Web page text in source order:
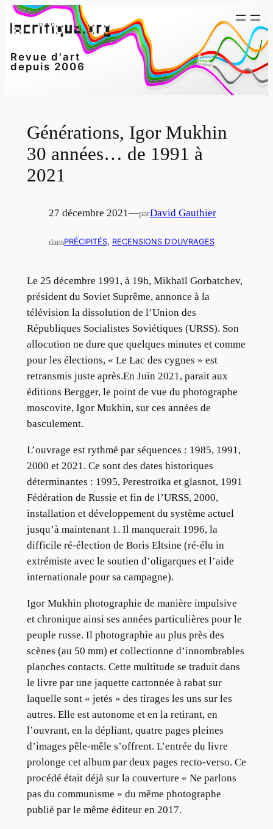
Aller
au
Revue d'art
depuis 2006
Générations, Igor Mukhin
30 années… de 1991 à
2021
27 décembre 2021—parDavid Gauthier
dansPRÉCIPITÉS, RECENSIONS D’OUVRAGES
Le 25 décembre 1991, à 19h, Mikhaïl Gorbatchev,
président du Soviet Suprême, annonce à la
télévision la dissolution de l’Union des
Républiques Socialistes Soviétiques (URSS). Son
allocution ne dure que quelques minutes et comme
pour les élections, « Le Lac des cygnes » est
retransmis juste après.En Juin 2021, parait aux
éditions Bergger, le point de vue du photographe
moscovite, Igor Mukhin, sur ces années de
basculement.
L’ouvrage est rythmé par séquences : 1985, 1991,
2000 et 2021. Ce sont des dates historiques
déterminantes : 1995, Perestroïka et glasnot, 1991
Fédération de Russie et fin de l’URSS, 2000,
installation et développement du système actuel
jusqu’à maintenant 1. Il manquerait 1996, la
difficile ré-élection de Boris Eltsine (ré-élu in
extrémiste avec le soutien d’oligarques et l’aide
internationale pour sa campagne).
Igor Mukhin photographie de manière impulsive
et chronique ainsi ses années particulières pour le
peuple russe. Il photographie au plus près des
scènes (au 50 mm) et collectionne d’innombrables
planches contacts. Cette multitude se traduit dans
le livre par une jaquette cartonnée à rabat sur
laquelle sont « jetés » des tirages les uns sur les
autres. Elle est autonome et en la retirant, en
l’ouvrant, en la dépliant, quatre pages pleines
d’images pêle-mêle s’offrent. L’entrée du livre
prolonge cet album par deux pages recto-verso. Ce
procédé était déjà sur la couverture « Ne parlons
pas du communisme » du même photographe
publié par le même éditeur en 2017.